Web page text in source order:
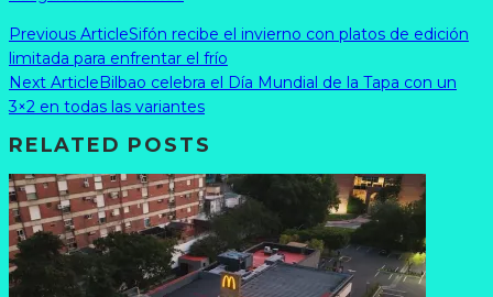
Previous ArticleSifón recibe el invierno con platos de edición
limitada para enfrentar el frío
Next ArticleBilbao celebra el Día Mundial de la Tapa con un
3×2 en todas las variantes
RELATED POSTS